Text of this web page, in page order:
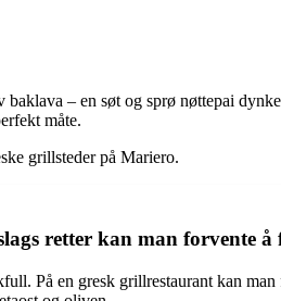
– en søt og sprø nøttepai
måte.
grillsteder på Mariero.
retter kan man forvente
På en gresk grillrestaurant kan